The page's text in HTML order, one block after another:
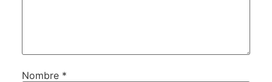
Nombre *